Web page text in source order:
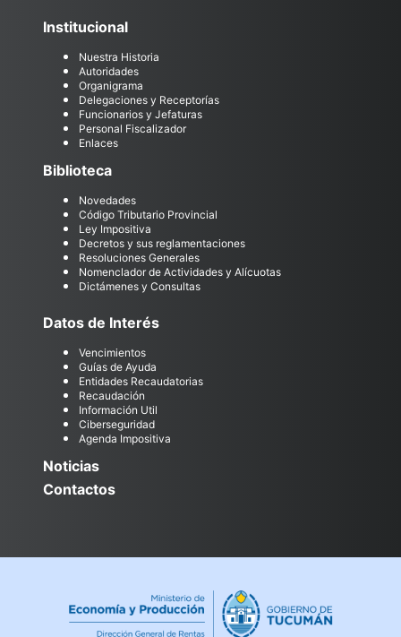
Institucional
Nuestra Historia
Autoridades
Organigrama
Delegaciones y Receptorías
Funcionarios y Jefaturas
Personal Fiscalizador
Enlaces
Biblioteca
Novedades
Código Tributario Provincial
Ley Impositiva
Decretos y sus reglamentaciones
Resoluciones Generales
Nomenclador de Actividades y Alícuotas
Dictámenes y Consultas
Datos de Interés
Vencimientos
Guías de Ayuda
Entidades Recaudatorias
Recaudación
Información Util
Ciberseguridad
Agenda Impositiva
Noticias
Contactos